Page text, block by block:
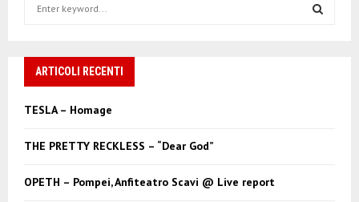
h
ARTICOLI RECENTI
TESLA – Homage
THE PRETTY RECKLESS – “Dear God”
OPETH – Pompei, Anfiteatro Scavi @ Live report